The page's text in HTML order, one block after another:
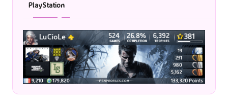
PlayStation